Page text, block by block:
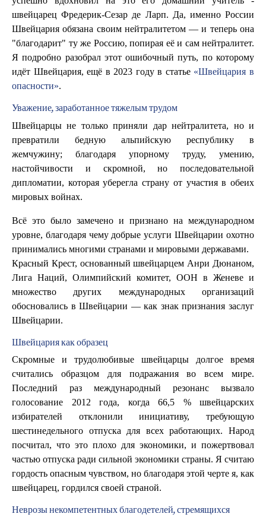
швейцарец Фредерик-Сезар де Ларп. Да, именно России
Швейцария обязана своим нейтралитетом — и теперь она
"благодарит" ту же Россию, попирая её и сам нейтралитет.
Я подробно разобрал этот ошибочный путь, по которому
идёт Швейцария, ещё в 2023 году в статье «Швейцария в
опасности».
Уважение, заработанное тяжелым трудом
Швейцарцы не только приняли дар нейтралитета, но и
превратили бедную альпийскую республику в
жемчужину; благодаря упорному труду, умению,
настойчивости и скромной, но последовательной
дипломатии, которая уберегла страну от участия в обеих
мировых войнах.
Всё это было замечено и признано на международном
уровне, благодаря чему добрые услуги Швейцарии охотно
принимались многими странами и мировыми державами.
Красный Крест, основанный швейцарцем Анри Дюнаном,
Лига Наций, Олимпийский комитет, ООН в Женеве и
множество других международных организаций
обосновались в Швейцарии — как знак признания заслуг
Швейцарии.
Швейцария как образец
Скромные и трудолюбивые швейцарцы долгое время
считались образцом для подражания во всем мире.
Последний раз международный резонанс вызвало
голосование 2012 года, когда 66,5 % швейцарских
избирателей отклонили инициативу, требующую
шестинедельного отпуска для всех работающих. Народ
посчитал, что это плохо для экономики, и пожертвовал
частью отпуска ради сильной экономики страны. Я считаю
гордость опасным чувством, но благодаря этой черте я, как
швейцарец, гордился своей страной.
Неврозы некомпетентных благодетелей, стремящихся